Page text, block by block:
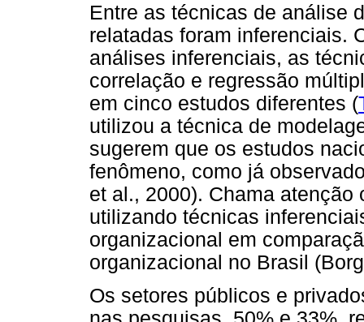
Entre as técnicas de análise
relatadas foram inferenciais.
análises inferenciais, as
correlação e regressão
em cinco estudos diferentes (
utilizou a técnica de
sugerem que os estudos
fenômeno, como já
et al., 2000). Chama
utilizando técnicas
organizacional em
organizacional no Brasil
Os setores públicos e